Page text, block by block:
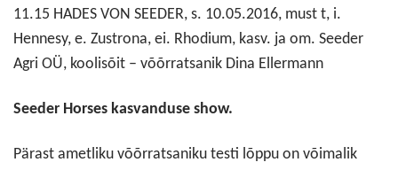
11.15 HADES VON SEEDER, s. 10.05.2016, must t, i.
Hennesy, e. Zustrona, ei. Rhodium, kasv. ja om. Seeder
Agri OÜ, koolisõit – võõrratsanik Dina Ellermann
Seeder Horses kasvanduse show.
Pärast ametliku võõrratsaniku testi lõppu on võimalik